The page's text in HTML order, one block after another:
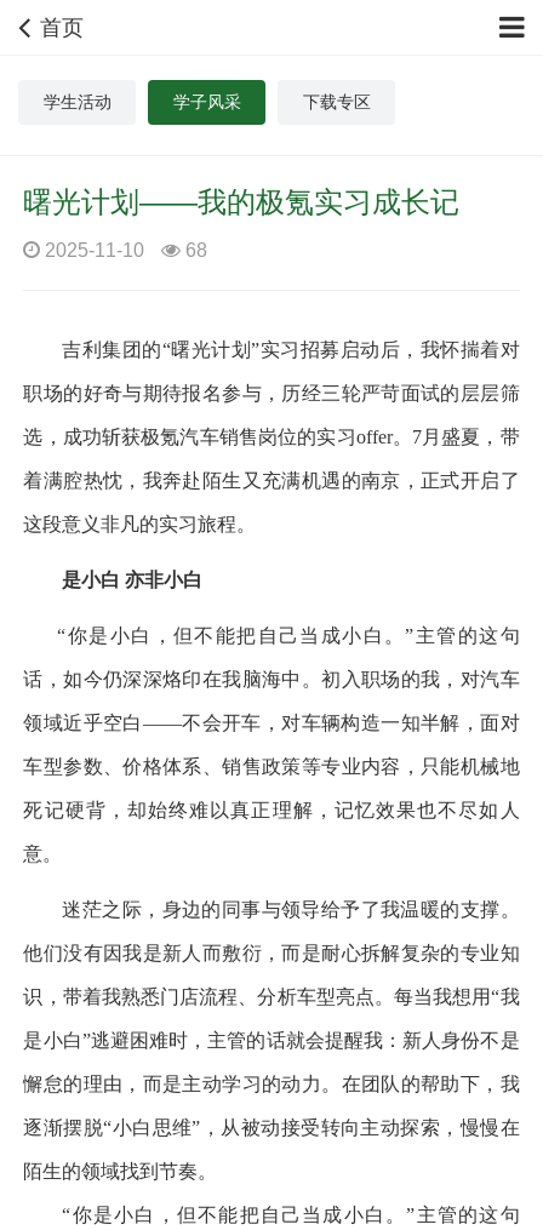
首页
学生活动 学子风采 下载专区
曙光计划——我的极氪实习成长记
2025-11-10 68
吉利集团的“曙光计划”实习招募启动后，我怀揣着对
职场的好奇与期待报名参与，历经三轮严苛面试的层层筛
选，成功斩获极氪汽车销售岗位的实习offer。7月盛夏，带
着满腔热忱，我奔赴陌生又充满机遇的南京，正式开启了
这段意义非凡的实习旅程。
是小白 亦非小白
“你是小白，但不能把自己当成小白。”主管的这句
话，如今仍深深烙印在我脑海中。初入职场的我，对汽车
领域近乎空白——不会开车，对车辆构造一知半解，面对
车型参数、价格体系、销售政策等专业内容，只能机械地
死记硬背，却始终难以真正理解，记忆效果也不尽如人
意。
迷茫之际，身边的同事与领导给予了我温暖的支撑。
他们没有因我是新人而敷衍，而是耐心拆解复杂的专业知
识，带着我熟悉门店流程、分析车型亮点。每当我想用“我
是小白”逃避困难时，主管的话就会提醒我：新人身份不是
懈怠的理由，而是主动学习的动力。在团队的帮助下，我
逐渐摆脱“小白思维” ，从被动接受转向主动探索，慢慢在
陌生的领域找到节奏。
“你是小白，但不能把自己当成小白。”主管的这句